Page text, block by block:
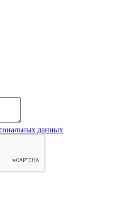
данных